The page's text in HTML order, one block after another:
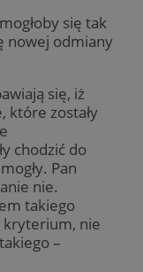
się tak
nowej odmiany
się, iż
które zostały
chodzić do
Pan
nie.
takiego
kryterium, nie
–